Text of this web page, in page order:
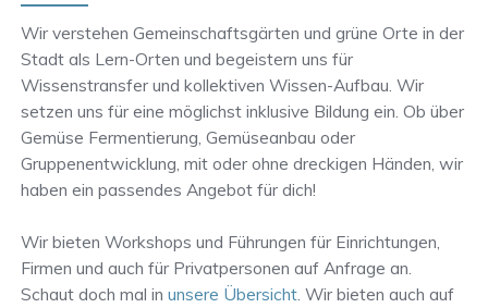
Wir verstehen Gemeinschaftsgärten und grüne Orte in der
Stadt als Lern-Orten und begeistern uns für
Wissenstransfer und kollektiven Wissen-Aufbau. Wir
setzen uns für eine möglichst inklusive Bildung ein. Ob über
Gemüse Fermentierung, Gemüseanbau oder
Gruppenentwicklung, mit oder ohne dreckigen Händen, wir
haben ein passendes Angebot für dich!
Wir bieten Workshops und Führungen für Einrichtungen,
Firmen und auch für Privatpersonen auf Anfrage an.
Schaut doch mal in unsere Übersicht. Wir bieten auch auf